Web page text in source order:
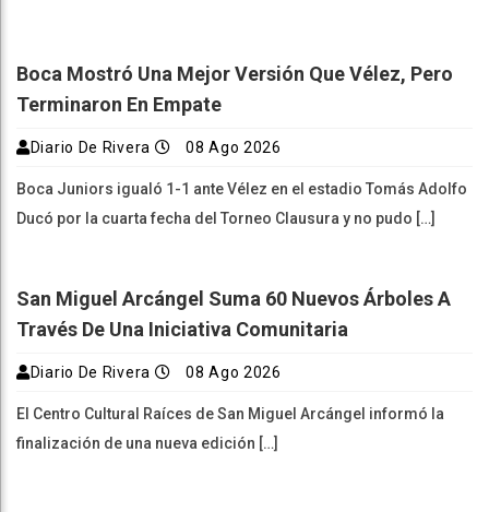
Boca Mostró Una Mejor Versión Que Vélez, Pero
Terminaron En Empate
Diario De Rivera 08 Ago 2026
Boca Juniors igualó 1-1 ante Vélez en el estadio Tomás Adolfo
Ducó por la cuarta fecha del Torneo Clausura y no pudo […]
San Miguel Arcángel Suma 60 Nuevos Árboles A
Través De Una Iniciativa Comunitaria
Diario De Rivera 08 Ago 2026
El Centro Cultural Raíces de San Miguel Arcángel informó la
finalización de una nueva edición […]